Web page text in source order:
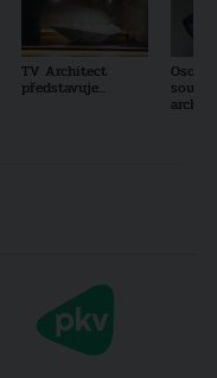
TV Architect
představuje...